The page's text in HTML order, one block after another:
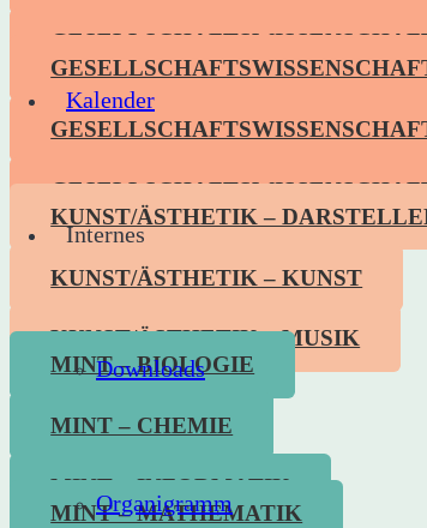
Kalender
Internes
Downloads
Organigramm
KUNST/ÄSTHETIK –
KUNST/ÄSTHETIK – KUNST
KUNST/ÄSTHETIK – MUSIK
MINT – BIOLOGIE
MINT – CHEMIE
MINT – INFORMATIK
MINT – MATHEMATIK